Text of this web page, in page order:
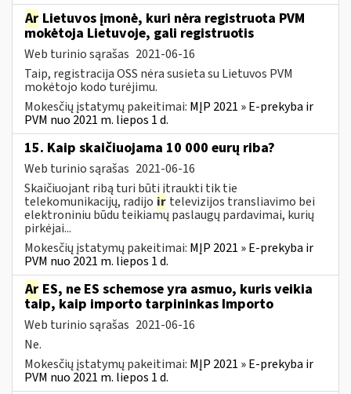
Ar Lietuvos įmonė, kuri nėra registruota PVM
mokėtoja Lietuvoje, gali registruotis
Web turinio sąrašas 2021-06-16
Taip, registracija OSS nėra susieta su Lietuvos PVM
mokėtojo kodo turėjimu.
Mokesčių įstatymų pakeitimai: MĮP 2021 » E-prekyba ir
PVM nuo 2021 m. liepos 1 d.
15. Kaip skaičiuojama 10 000 eurų riba?
Web turinio sąrašas 2021-06-16
Skaičiuojant ribą turi būti įtraukti tik tie
telekomunikacijų, radijo ir televizijos transliavimo bei
elektroniniu būdu teikiamų paslaugų pardavimai, kurių
pirkėjai...
Mokesčių įstatymų pakeitimai: MĮP 2021 » E-prekyba ir
PVM nuo 2021 m. liepos 1 d.
Ar ES, ne ES schemose yra asmuo, kuris veikia
taip, kaip importo tarpininkas Importo
Web turinio sąrašas 2021-06-16
Ne.
Mokesčių įstatymų pakeitimai: MĮP 2021 » E-prekyba ir
PVM nuo 2021 m. liepos 1 d.